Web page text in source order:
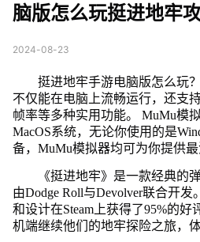
脑版怎么玩挺进地牢
2024-08-23
挺进地牢手游电脑版怎么玩
不仅能在电脑上流畅运行，还支
帧率等多种实用功能。 MuMu模
MacOS系统，无论你使用的是
备，MuMu模拟器均可为你提供最
《挺进地牢》是一款经典的
由Dodge Roll与Devolver联合开
和设计在Steam上获得了95%的
机端继续他们的地牢探险之旅，